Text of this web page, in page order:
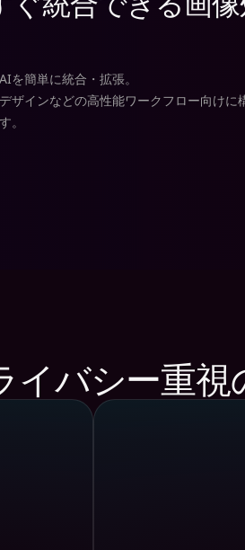
を簡単に統合・拡張。
ザインなどの高性能ワークフロー向けに
。
イバシー重視